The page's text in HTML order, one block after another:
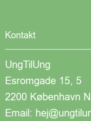
Kontakt
UngTilUng
Esromgade 15, 5
2200 København N
Email: